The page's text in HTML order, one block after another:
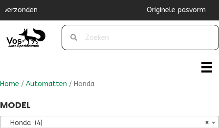
Home / Automatten / Honda
MODEL
×
Honda (4)